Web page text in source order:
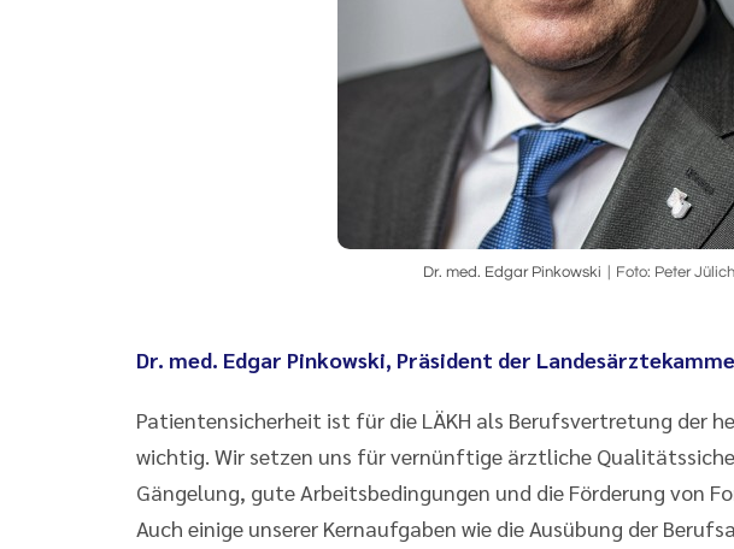
Dr. med. Edgar Pinkowski Foto: Peter Jülich
Dr. med. Edgar Pinkowski, Präsident der
Patientensicherheit ist für die LÄKH als Berufsvertretung der
wichtig. Wir setzen uns für vernünftige ärztliche
Gängelung, gute Arbeitsbedingungen und die Förderung von
Auch einige unserer Kernaufgaben wie die Ausübung der